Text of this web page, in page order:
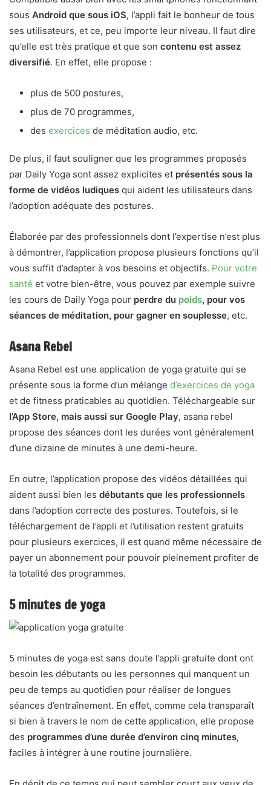
sous Android que sous iOS, l’appli fait le bonheur de tous
ses utilisateurs, et ce, peu importe leur niveau. Il faut dire
qu’elle est très pratique et que son contenu est assez
diversifié. En effet, elle propose :
plus de 500 postures,
plus de 70 programmes,
des exercices de méditation audio, etc.
De plus, il faut souligner que les programmes proposés
par Daily Yoga sont assez explicites et présentés sous la
forme de vidéos ludiques qui aident les utilisateurs dans
l’adoption adéquate des postures.
Élaborée par des professionnels dont l’expertise n’est plus
à démontrer, l’application propose plusieurs fonctions qu’il
vous suffit d’adapter à vos besoins et objectifs. Pour votre
santé et votre bien-être, vous pouvez par exemple suivre
les cours de Daily Yoga pour perdre du poids, pour vos
séances de méditation, pour gagner en souplesse, etc.
Asana Rebel
Asana Rebel est une application de yoga gratuite qui se
présente sous la forme d’un mélange d’exercices de yoga
et de fitness praticables au quotidien. Téléchargeable sur
l’App Store, mais aussi sur Google Play, asana rebel
propose des séances dont les durées vont généralement
d’une dizaine de minutes à une demi-heure.
En outre, l’application propose des vidéos détaillées qui
aident aussi bien les débutants que les professionnels
dans l’adoption correcte des postures. Toutefois, si le
téléchargement de l’appli et l’utilisation restent gratuits
pour plusieurs exercices, il est quand même nécessaire de
payer un abonnement pour pouvoir pleinement profiter de
la totalité des programmes.
5 minutes de yoga
5 minutes de yoga est sans doute l’appli gratuite dont ont
besoin les débutants ou les personnes qui manquent un
peu de temps au quotidien pour réaliser de longues
séances d’entraînement. En effet, comme cela transparaît
si bien à travers le nom de cette application, elle propose
des programmes d’une durée d’environ cinq minutes,
faciles à intégrer à une routine journalière.